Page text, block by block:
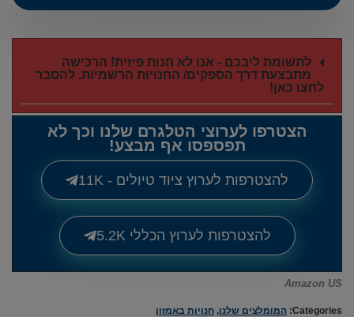
לתשומת ליבכם - אנו לא חנות פיזית! הרכישה
מתבצעת דרך הספקים/ החנויות הרשמיות. להסבר
לחצו כאן!
הצטרפו לערוצי הטלגרם שלנו וכך לא
תפספסו אף מבצע!
להצטרפות לערוץ ציוד טיולים - 11K
להצטרפות לערוץ הכללי 5.2K
Amazon US
Categories: המומלצים שלנו, חנויות באמזון